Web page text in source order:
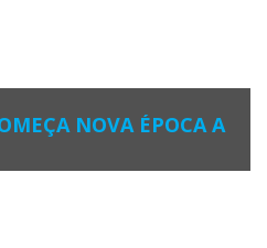
NOVA ÉPOCA A
venceu a categoria